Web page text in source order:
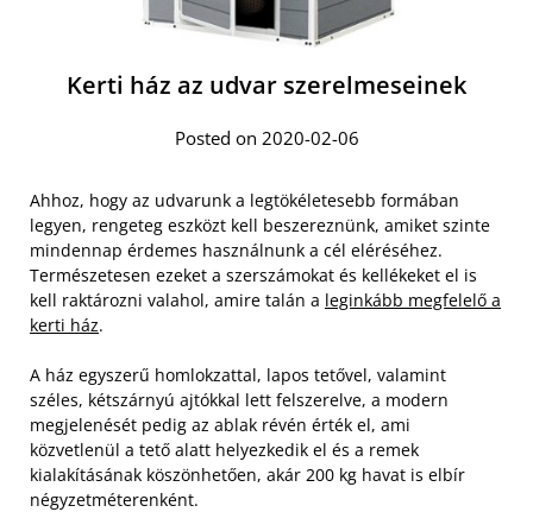
Kerti ház az udvar szerelmeseinek
Posted on 2020-02-06
Ahhoz, hogy az udvarunk a legtökéletesebb formában
legyen, rengeteg eszközt kell beszereznünk, amiket szinte
mindennap érdemes használnunk a cél eléréséhez.
Természetesen ezeket a szerszámokat és kellékeket el is
kell raktározni valahol, amire talán a leginkább megfelelő a
kerti ház.
A ház egyszerű homlokzattal, lapos tetővel, valamint
széles, kétszárnyú ajtókkal lett felszerelve, a modern
megjelenését pedig az ablak révén érték el, ami
közvetlenül a tető alatt helyezkedik el és a remek
kialakításának köszönhetően, akár 200 kg havat is elbír
négyzetméterenként.